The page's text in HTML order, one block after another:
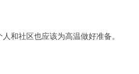
和社区也应该为高温做好准备。